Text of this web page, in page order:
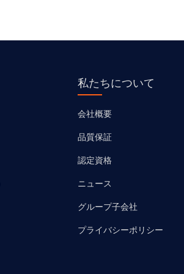
私たちについて
会社概要
品質保証
認定資格
ニュース
グループ子会社
プライバシーポリシー